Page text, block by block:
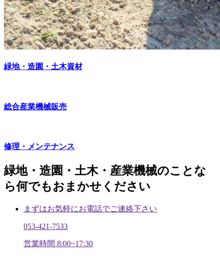
緑地・造園・土木資材
総合産業機械販売
修理・メンテナンス
緑地・造園・土木・産業機械のことな
ら何でもおまかせください
まずはお気軽にお電話でご連絡下さい
053-421-7533
営業時間 8:00~17:30